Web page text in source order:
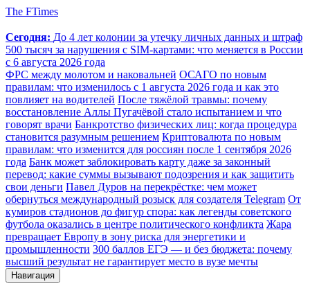
The FTimes
Сегодня: До 4 лет колонии за утечку личных данных и штраф
500 тысяч за нарушения с SIM-картами: что меняется в России
с 6 августа 2026 года
ФРС между молотом и наковальней ОСАГО по новым
правилам: что изменилось с 1 августа 2026 года и как это
повлияет на водителей После тяжёлой травмы: почему
восстановление Аллы Пугачёвой стало испытанием и что
говорят врачи Банкротство физических лиц: когда процедура
становится разумным решением Криптовалюта по новым
правилам: что изменится для россиян после 1 сентября 2026
года Банк может заблокировать карту даже за законный
перевод: какие суммы вызывают подозрения и как защитить
свои деньги Павел Дуров на перекрёстке: чем может
обернуться международный розыск для создателя Telegram От
кумиров стадионов до фигур спора: как легенды советского
футбола оказались в центре политического конфликта Жара
превращает Европу в зону риска для энергетики и
промышленности 300 баллов ЕГЭ — и без бюджета: почему
высший результат не гарантирует место в вузе мечты
Навигация